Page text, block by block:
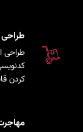
طراحی
کردن